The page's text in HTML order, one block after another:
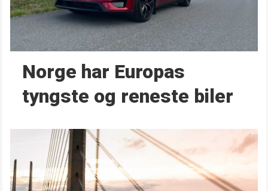
Norge har Europas
tyngste og reneste biler